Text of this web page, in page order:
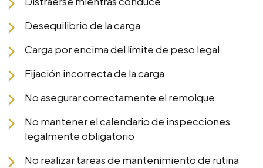
Desequilibrio de la carga
Carga por encima del límite de peso legal
Fijación incorrecta de la carga
No asegurar correctamente el remolque
No mantener el calendario de inspecciones
legalmente obligatorio
No realizar tareas de mantenimiento de rutina